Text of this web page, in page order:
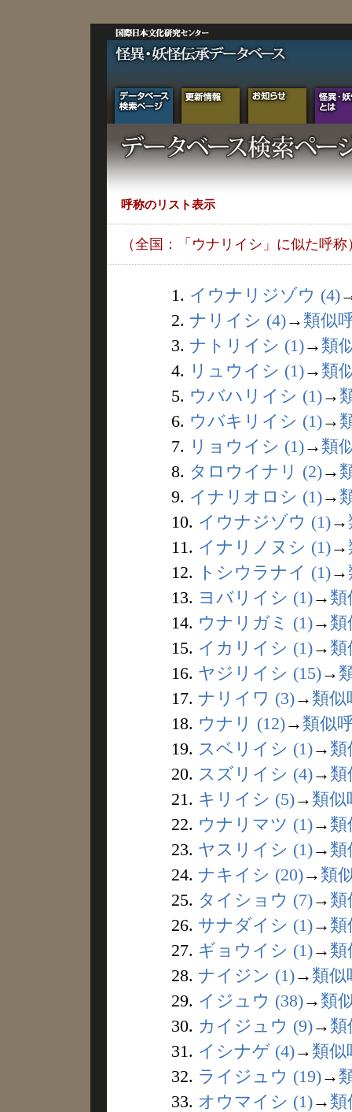
呼称のリスト表示
（全国：「ウナリイシ」に似た呼称
1. イウナリジゾウ (4)
2. ナリイシ (4)→ 類似
3. ナトリイシ (1)→ 類
4. リュウイシ (1)→ 類
5. ウバハリイシ (1)→
6. ウバキリイシ (1)→
7. リョウイシ (1)→ 類
8. タロウイナリ (2)→
9. イナリオロシ (1)→
10. イウナジゾウ (1)→
11. イナリノヌシ (1)→
12.
トシウラナイ (1)→
13. ヨバリイシ (1)→ 類
14. ウナリガミ (1)→ 類
15. イカリイシ (1)→ 類
16. ヤジリイシ (15)→
17. ナリイワ (3)→ 類似
18. ウナリ (12)→ 類似
19. スベリイシ (1)→ 類
20. スズリイシ (4)→ 類
21. キリイシ (5)→ 類似
22. ウナリマツ (1)→ 類
23. ヤスリイシ (1)→ 類
24. ナキイシ (20)→ 類
25. タイショウ (7)→ 類
26. サナダイシ (1)→ 類
27. ギョウイシ (1)→ 類
28. ナイジン (1)→ 類似
29. イジュウ (38)→ 類
30. カイジュウ (9)→ 類
31. イシナゲ (4)→ 類似
32. ライジュウ (19)→
33. オウマイシ (1)→ 類